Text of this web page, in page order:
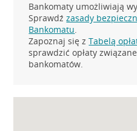
Bankomaty umożliwiają
Sprawdźzasady
Bankomatu.
Zapoznaj się zTabelą
sprawdzić opłaty
bankomatów.